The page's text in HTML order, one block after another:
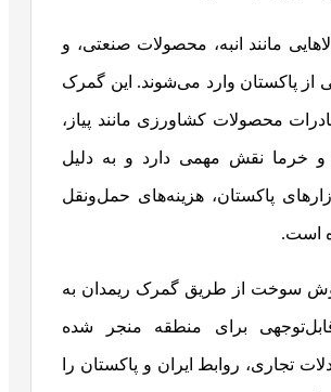
مانند انبه، محصولات صنعتی، و
از پاکستان وارد می‌شوند. این گمرک
محصولات کشاورزی مانند پیاز،
و خرما نقش مهمی دارد و به دلیل
پاکستان، هزینه‌های حمل‌ونقل
است.
سوخت از طریق گمرک ریمدان به
برای منطقه منجر شده
تجاری، روابط ایران و پاکستان را